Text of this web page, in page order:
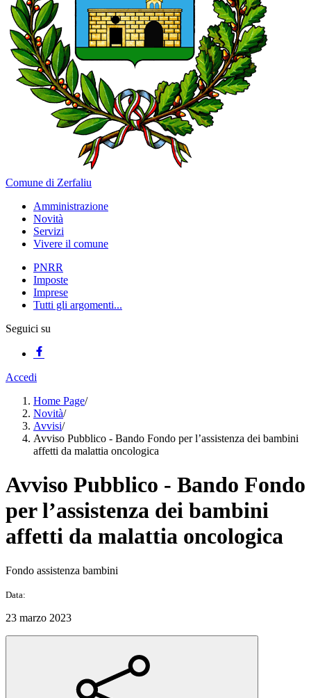
Comune di Zerfaliu
Amministrazione
Novità
Servizi
Vivere il comune
PNRR
Imposte
Imprese
Tutti gli argomenti...
Seguici su
Accedi
Home Page/
Novità/
Avvisi/
Avviso Pubblico - Bando Fondo per l’assistenza dei bambini
affetti da malattia oncologica
Avviso Pubblico - Bando Fondo
per l’assistenza dei bambini
affetti da malattia oncologica
Fondo assistenza bambini
Data:
23 marzo 2023